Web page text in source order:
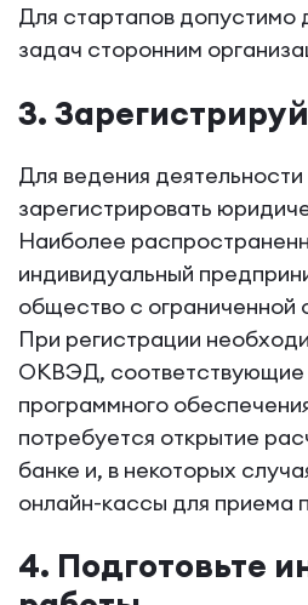
Для стартапов допустимо
задач сторонним
3.
Для ведения
зарегистрировать
Наиболее
индивидуальный
общество с ограниченной
При регистрации
ОКВЭД, соответствующие
программного
потребуется открытие
банке и, в некоторых
онлайн-кассы для приема
4. Подготовьте